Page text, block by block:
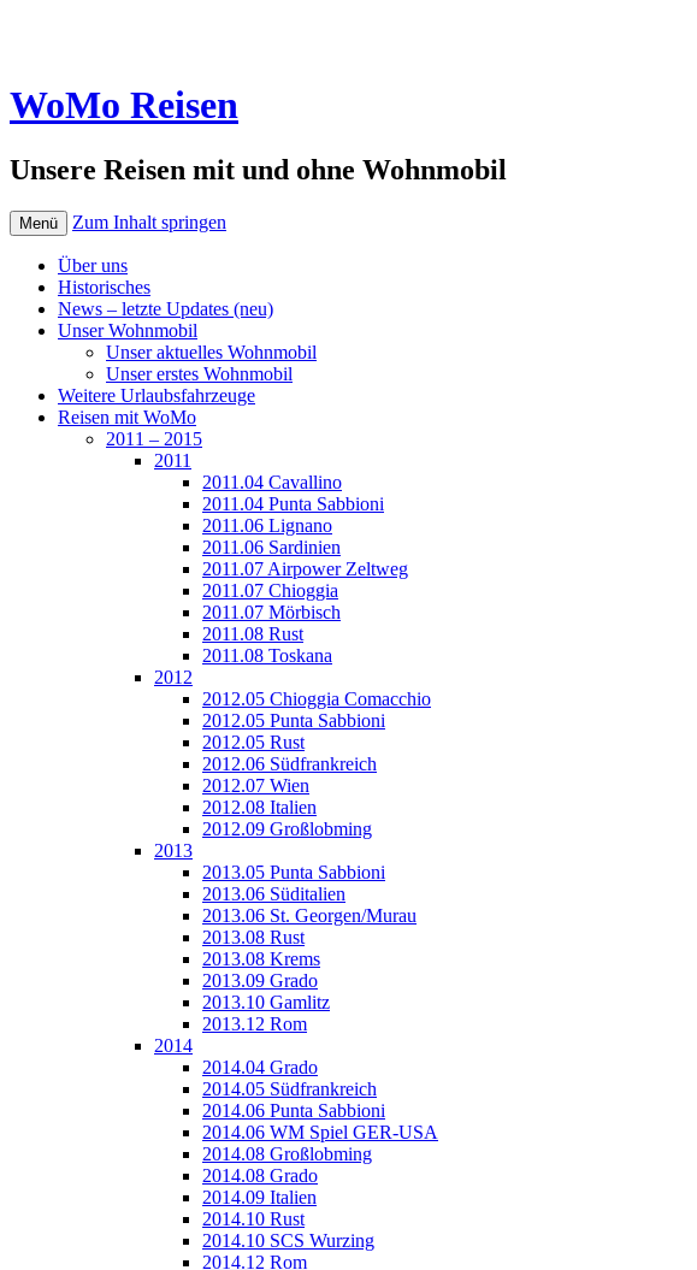
WoMo Reisen
Unsere Reisen mit und ohne Wohnmobil
Menü Zum Inhalt springen
Über uns
Historisches
News – letzte Updates (neu)
Unser Wohnmobil
Unser aktuelles Wohnmobil
Unser erstes Wohnmobil
Weitere Urlaubsfahrzeuge
Reisen mit WoMo
2011 – 2015
2011
2011.04 Cavallino
2011.04 Punta Sabbioni
2011.06 Lignano
2011.06 Sardinien
2011.07 Airpower Zeltweg
2011.07 Chioggia
2011.07 Mörbisch
2011.08 Rust
2011.08 Toskana
2012
2012.05 Chioggia Comacchio
2012.05 Punta Sabbioni
2012.05 Rust
2012.06 Südfrankreich
2012.07 Wien
2012.08 Italien
2012.09 Großlobming
2013
2013.05 Punta Sabbioni
2013.06 Süditalien
2013.06 St. Georgen/Murau
2013.08 Rust
2013.08 Krems
2013.09 Grado
2013.10 Gamlitz
2013.12 Rom
2014
2014.04 Grado
2014.05 Südfrankreich
2014.06 Punta Sabbioni
2014.06 WM Spiel GER-USA
2014.08 Großlobming
2014.08 Grado
2014.09 Italien
2014.10 Rust
2014.10 SCS Wurzing
2014.12 Rom